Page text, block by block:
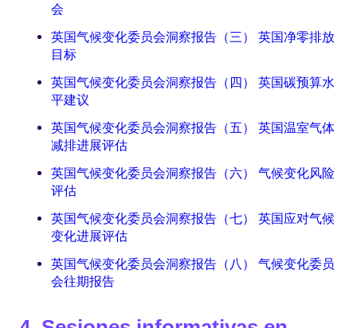
会
英国气候变化委员会洞察报告（三） 英国净零排放
目标
英国气候变化委员会洞察报告（四） 英国碳预算水
平建议
英国气候变化委员会洞察报告（五） 英国温室气体
减排进展评估
英国气候变化委员会洞察报告（六） 气候变化风险
评估
英国气候变化委员会洞察报告（七） 英国应对气候
变化进展评估
英国气候变化委员会洞察报告（八） 气候变化委员
会往期报告